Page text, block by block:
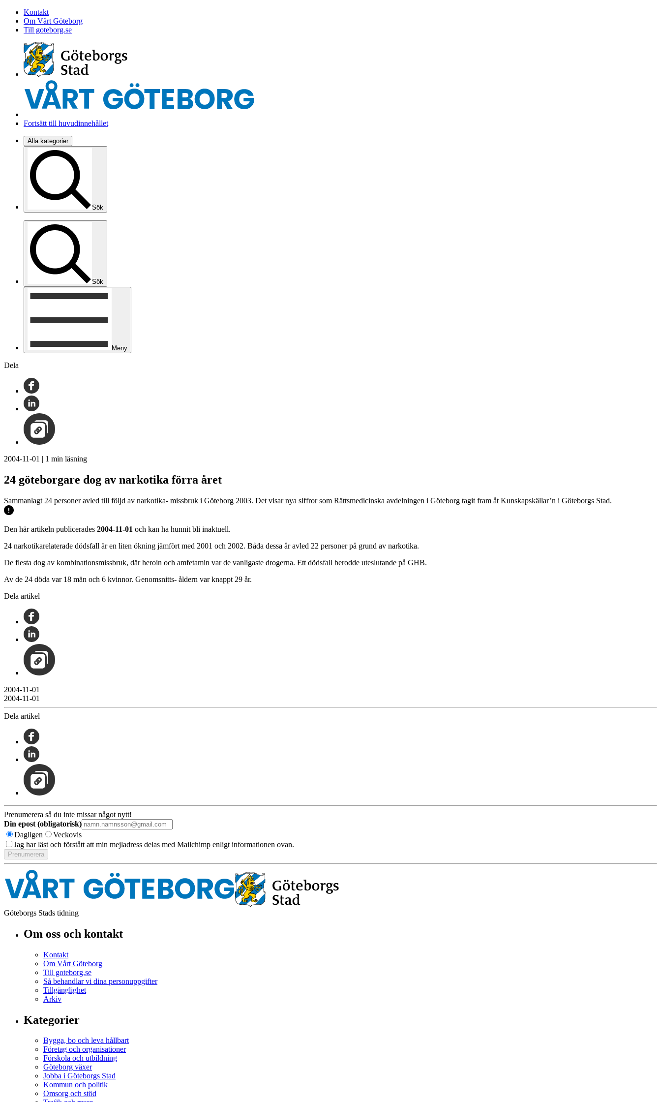
Kontakt
Om Vårt Göteborg
Till goteborg.se
Fortsätt till huvudinnehållet
Alla kategorier
Sök
Sök
Meny
Dela
2004-11-01 | 1 min läsning
24 göteborgare dog av narkotika förra året
Sammanlagt 24 personer avled till följd av narkotika- missbruk i Göteborg 2003. Det visar nya siffror som Rättsmedicinska avdelningen i Göteborg tagit fram åt Kunskapskällar’n i Göteborgs Stad.
Den här artikeln publicerades 2004-11-01 och kan ha hunnit bli inaktuell.
24 narkotikarelaterade dödsfall är en liten ökning jämfört med 2001 och 2002. Båda dessa år avled 22 personer på grund av narkotika.
De flesta dog av kombinationsmissbruk, där heroin och amfetamin var de vanligaste drogerna. Ett dödsfall berodde uteslutande på GHB.
Av de 24 döda var 18 män och 6 kvinnor. Genomsnitts- åldern var knappt 29 år.
Dela artikel
2004-11-01
2004-11-01
Dela artikel
Prenumerera så du inte missar något nytt!
Din epost (obligatorisk)
Dagligen
Veckovis
Jag har läst och förstått att min mejladress delas med Mailchimp enligt informationen ovan.
Göteborgs Stads tidning
Om oss och kontakt
Kontakt
Om Vårt Göteborg
Till goteborg.se
Så behandlar vi dina personuppgifter
Tillgänglighet
Arkiv
Kategorier
Bygga, bo och leva hållbart
Företag och organisationer
Förskola och utbildning
Göteborg växer
Jobba i Göteborgs Stad
Kommun och politik
Omsorg och stöd